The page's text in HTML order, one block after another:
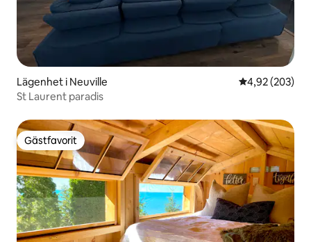
Lägenhet i Neuville 4,92 av 5 i
4,92 (203)
St Laurent paradis
Gästfavorit
Gästfavorit